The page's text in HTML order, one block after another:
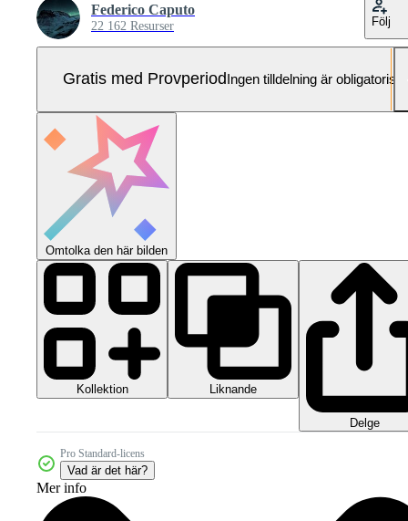
Federico Caputo
22 162 Resurser Följ
Gratis med ProvperiodIngen tilldelning är obligatorisk
Omtolka den här bilden
Kollektion Liknande
Delge
Pro Standard-licens
Vad är det här?
Mer info